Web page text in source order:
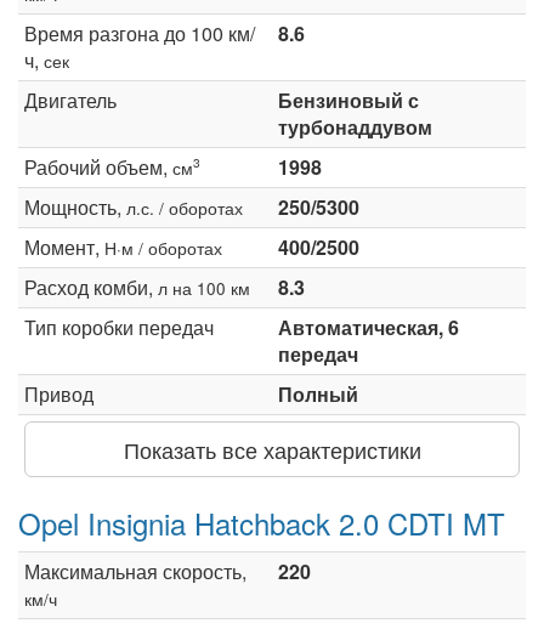
Время разгона до 100 км/
ч, сек
8.6
Двигатель
Бензиновый с
турбонаддувом
Рабочий объем, см3
1998
Мощность, л.с. / оборотах
250/5300
Момент, Н·м / оборотах
400/2500
Расход комби, л на 100 км
8.3
Тип коробки передач
Автоматическая, 6
передач
Привод
Полный
Показать все характеристики
Opel Insignia Hatchback 2.0 CDTI MT
Максимальная скорость,
км/ч
220